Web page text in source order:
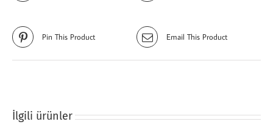
Pin This Product Email This Product
İlgili ürünler